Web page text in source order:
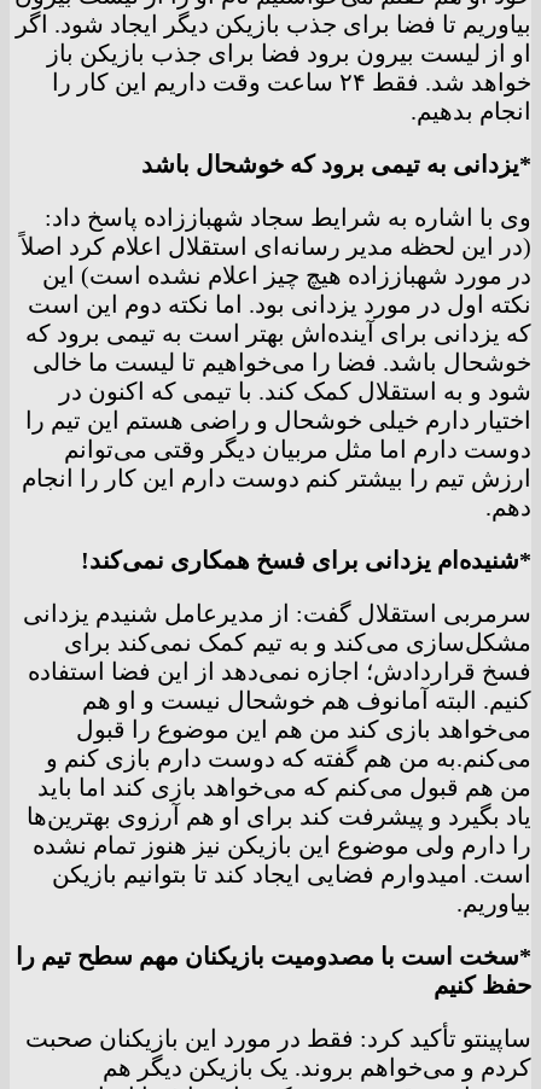
بیاوریم تا فضا برای جذب بازیکن دیگر ایجاد شود. اگر
او از لیست بیرون برود فضا برای جذب بازیکن باز
خواهد شد. فقط ۲۴ ساعت وقت داریم این کار را
انجام بدهیم.
*یزدانی به تیمی برود که خوشحال باشد
وی با اشاره به شرایط سجاد شهباززاده پاسخ داد:
(در این لحظه مدیر رسانه‌ای استقلال اعلام کرد اصلاً
در مورد شهباززاده هیچ چیز اعلام نشده است) این
نکته اول در مورد یزدانی بود. اما نکته دوم این است
که یزدانی برای آینده‌اش بهتر است به تیمی برود که
خوشحال باشد. فضا را می‌خواهیم تا لیست ما خالی
شود و به استقلال کمک کند. با تیمی که اکنون در
اختیار دارم خیلی خوشحال و راضی هستم این تیم را
دوست دارم اما مثل مربیان دیگر وقتی می‌توانم
ارزش تیم را بیشتر کنم دوست دارم این کار را انجام
دهم.
*شنیده‌ام یزدانی برای فسخ همکاری نمی‌کند!
سرمربی استقلال گفت:‌ از مدیرعامل شنیدم یزدانی
مشکل‌سازی می‌کند و به تیم کمک نمی‌کند برای
فسخ قراردادش؛ اجازه نمی‌دهد از این فضا استفاده
کنیم. البته آمانوف هم خوشحال نیست و او هم
می‌خواهد بازی کند من هم این موضوع را قبول
می‌کنم.به من هم گفته که دوست دارم بازی کنم و
من هم قبول می‌کنم که می‌خواهد بازی کند اما باید
یاد بگیرد و پیشرفت کند برای او هم آرزوی بهترین‌ها
را دارم ولی موضوع این بازیکن نیز هنوز تمام نشده
است. امیدوارم فضایی ایجاد کند تا بتوانیم بازیکن
بیاوریم.
*سخت است با مصدومیت بازیکنان مهم سطح تیم را
حفظ کنیم
ساپینتو تأکید کرد: فقط در مورد این بازیکنان صحبت
کردم و می‌خواهم بروند. یک بازیکن دیگر هم